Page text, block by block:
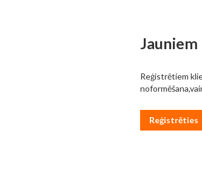
Reģistrētiem
Reģistrēties